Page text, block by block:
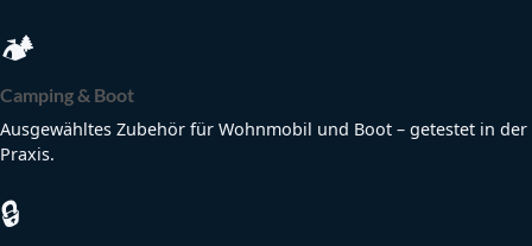
🏕
Camping & Boot
Ausgewähltes Zubehör für Wohnmobil und Boot – getestet in der
Praxis.
🔒